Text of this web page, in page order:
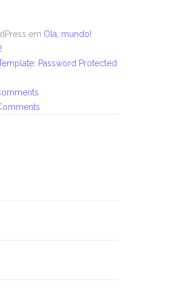
em Olá, mundo!
Password Protected